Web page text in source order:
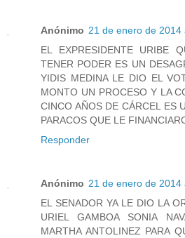
Anónimo 21 de enero de 2014
EL EXPRESIDENTE URIBE
TENER PODER ES UN
YIDIS MEDINA LE DIO EL
MONTO UN PROCESO Y LA
CINCO AÑOS DE CÁRCEL ES
PARACOS QUE LE
Responder
Anónimo 21 de enero de 2014
EL SENADOR YA LE DIO LA
URIEL GAMBOA SONIA
MARTHA ANTOLINEZ PARA